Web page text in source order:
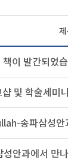
이 발간되었
및 학술세미
송파삼성안
안과에서 만